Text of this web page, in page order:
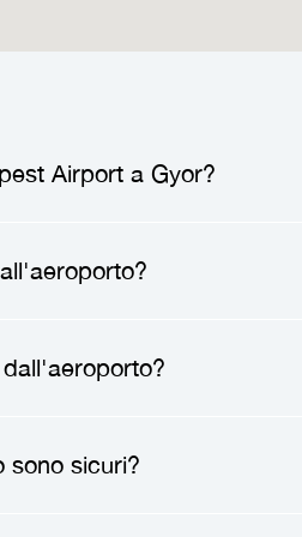
Airport a Gyor?
I prezzi possono variare
Dopo averti
le incertezze dei
sono sicuri?